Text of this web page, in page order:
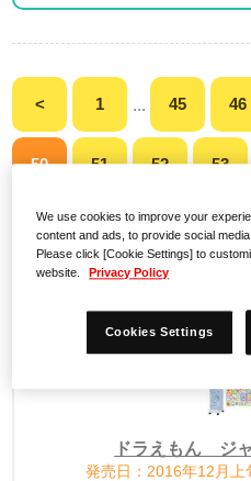
< 1 ... 45 46
50 51 52 53
>
検索
ドラえもん ジ
発売日：2016年12月
We use cookies to improve your
content and ads, to provide social
Please click [Cookie Settings] to
website.
Privacy Policy
Cookies Settings